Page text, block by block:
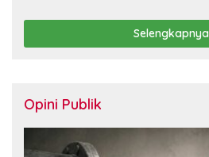
Selengkapnya
Opini Publik